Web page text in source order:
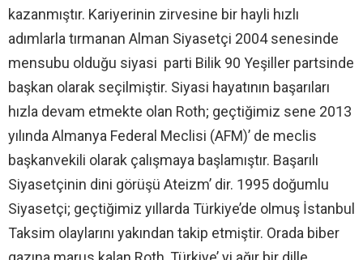
kazanmıştır. Kariyerinin zirvesine bir hayli hızlı
adımlarla tırmanan Alman Siyasetçi 2004 senesinde
mensubu olduğu siyasi parti Bilik 90 Yeşiller partsinde
başkan olarak seçilmiştir. Siyasi hayatının başarıları
hızla devam etmekte olan Roth; geçtiğimiz sene 2013
yılında Almanya Federal Meclisi (AFM)’ de meclis
başkanvekili olarak çalışmaya başlamıştır. Başarılı
Siyasetçinin dini görüşü Ateizm’ dir. 1995 doğumlu
Siyasetçi; geçtiğimiz yıllarda Türkiye’de olmuş İstanbul
Taksim olaylarını yakından takip etmiştir. Orada biber